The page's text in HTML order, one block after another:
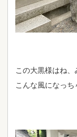
この大黒様はね
こんな風になっ